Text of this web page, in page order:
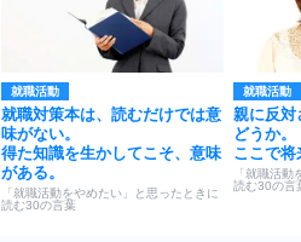
就職活動
就職対策本は、読むだけでは意
味がない。
得た知識を生かしてこそ、意味
がある。
「就職活動をやめたい」と思ったときに
読む30の言葉
就職活動
親に反対
どうか。
ここで将
「就職活
読む30の言